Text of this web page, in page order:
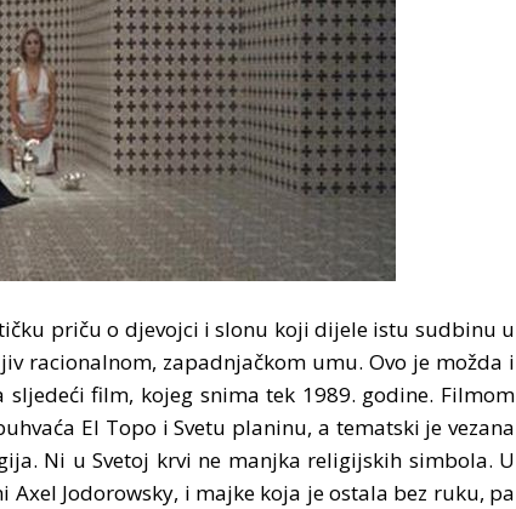
priču o djevojci i slonu koji dijele istu sudbinu u
racionalnom, zapadnjačkom umu. Ovo je možda i
film, kojeg snima tek 1989. godine. Filmom
El Topo i Svetu planinu, a tematski je vezana
Ni u Svetoj krvi ne manjka religijskih simbola. U
Jodorowsky, i majke koja je ostala bez ruku, pa